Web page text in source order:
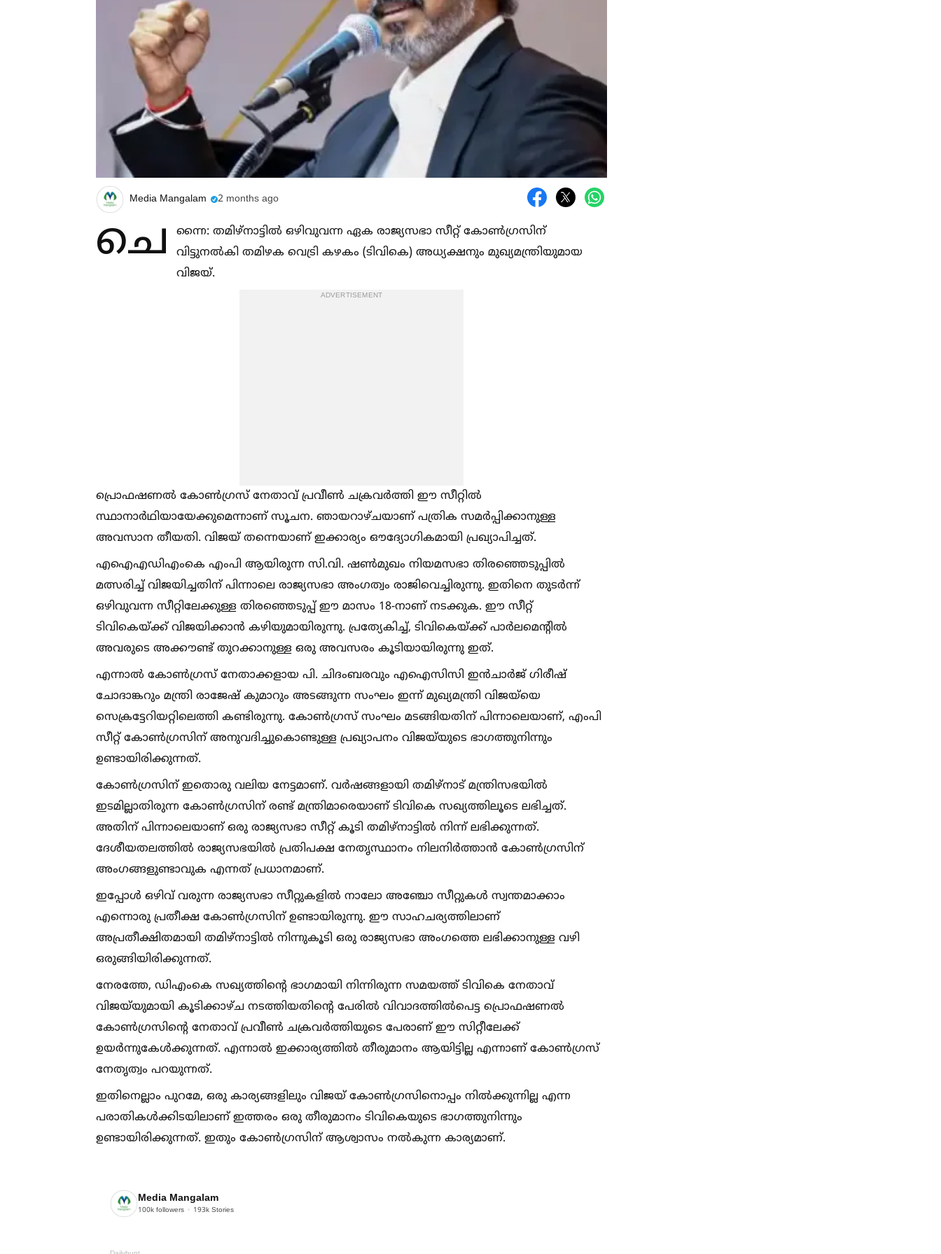
Media Mangalam 2 months ago
ചെ
ന്നൈ: തമിഴ്‌നാട്ടില്‍ ഒഴിവുവന്ന ഏക രാജ്യസഭാ സീറ്റ് കോണ്‍ഗ്രസിന്
വിട്ടുനല്‍കി തമിഴക വെട്രി കഴകം (ടിവികെ) അധ്യക്ഷനും മുഖ്യമന്ത്രിയുമായ
വിജയ്.
ADVERTISEMENT
പ്രൊഫഷണല്‍ കോണ്‍ഗ്രസ് നേതാവ് പ്രവീണ്‍ ചക്രവർത്തി ഈ സീറ്റില്‍
സ്ഥാനാർഥിയായേക്കുമെന്നാണ് സൂചന. ഞായറാഴ്ചയാണ് പത്രിക സമർപ്പിക്കാനുള്ള
അവസാന തീയതി. വിജയ് തന്നെയാണ് ഇക്കാര്യം ഔദ്യോഗികമായി പ്രഖ്യാപിച്ചത്.
എഐഎഡിഎംകെ എംപി ആയിരുന്ന സി.വി. ഷണ്‍മുഖം നിയമസഭാ തിരഞ്ഞെടുപ്പില്‍
മത്സരിച്ച്‌ വിജയിച്ചതിന് പിന്നാലെ രാജ്യസഭാ അംഗത്വം രാജിവെച്ചിരുന്നു. ഇതിനെ തുടർന്ന്
ഒഴിവുവന്ന സീറ്റിലേക്കുള്ള തിരഞ്ഞെടുപ്പ് ഈ മാസം 18-നാണ് നടക്കുക. ഈ സീറ്റ്
ടിവികെയ്ക്ക് വിജയിക്കാൻ കഴിയുമായിരുന്നു. പ്രത്യേകിച്ച്‌, ടിവികെയ്ക്ക് പാർലമെന്റില്‍
അവരുടെ അക്കൗണ്ട് തുറക്കാനുള്ള ഒരു അവസരം കൂടിയായിരുന്നു ഇത്.
എന്നാല്‍ കോണ്‍ഗ്രസ് നേതാക്കളായ പി. ചിദംബരവും എഐസിസി ഇൻചാർജ് ഗിരീഷ്
ചോദാങ്കറും മന്ത്രി രാജേഷ് കുമാറും അടങ്ങുന്ന സംഘം ഇന്ന് മുഖ്യമന്ത്രി വിജയ്‌യെ
സെക്രട്ടേറിയറ്റിലെത്തി കണ്ടിരുന്നു. കോണ്‍ഗ്രസ് സംഘം മടങ്ങിയതിന് പിന്നാലെയാണ്, എംപി
സീറ്റ് കോണ്‍ഗ്രസിന് അനുവദിച്ചുകൊണ്ടുള്ള പ്രഖ്യാപനം വിജയ്‌യുടെ ഭാഗത്തുനിന്നും
ഉണ്ടായിരിക്കുന്നത്.
കോണ്‍ഗ്രസിന് ഇതൊരു വലിയ നേട്ടമാണ്. വർഷങ്ങളായി തമിഴ്‌നാട് മന്ത്രിസഭയില്‍
ഇടമില്ലാതിരുന്ന കോണ്‍ഗ്രസിന് രണ്ട് മന്ത്രിമാരെയാണ് ടിവികെ സഖ്യത്തിലൂടെ ലഭിച്ചത്.
അതിന് പിന്നാലെയാണ് ഒരു രാജ്യസഭാ സീറ്റ് കൂടി തമിഴ്‌നാട്ടില്‍ നിന്ന് ലഭിക്കുന്നത്.
ദേശീയതലത്തില്‍ രാജ്യസഭയില്‍ പ്രതിപക്ഷ നേതൃസ്ഥാനം നിലനിർത്താൻ കോണ്‍ഗ്രസിന്
അംഗങ്ങളുണ്ടാവുക എന്നത് പ്രധാനമാണ്.
ഇപ്പോള്‍ ഒഴിവ് വരുന്ന രാജ്യസഭാ സീറ്റുകളില്‍ നാലോ അഞ്ചോ സീറ്റുകള്‍ സ്വന്തമാക്കാം
എന്നൊരു പ്രതീക്ഷ കോണ്‍ഗ്രസിന് ഉണ്ടായിരുന്നു. ഈ സാഹചര്യത്തിലാണ്
അപ്രതീക്ഷിതമായി തമിഴ്‌നാട്ടില്‍ നിന്നുകൂടി ഒരു രാജ്യസഭാ അംഗത്തെ ലഭിക്കാനുള്ള വഴി
ഒരുങ്ങിയിരിക്കുന്നത്.
നേരത്തേ, ഡിഎംകെ സഖ്യത്തിന്റെ ഭാഗമായി നിന്നിരുന്ന സമയത്ത് ടിവികെ നേതാവ്
വിജയ്‌യുമായി കൂടിക്കാഴ്ച നടത്തിയതിന്റെ പേരില്‍ വിവാദത്തില്‍പെട്ട പ്രൊഫഷണല്‍
കോണ്‍ഗ്രസിന്റെ നേതാവ് പ്രവീണ്‍ ചക്രവർത്തിയുടെ പേരാണ് ഈ സിറ്റീലേക്ക്
ഉയർന്നുകേള്‍ക്കുന്നത്. എന്നാല്‍ ഇക്കാര്യത്തില്‍ തീരുമാനം ആയിട്ടില്ല എന്നാണ് കോണ്‍ഗ്രസ്
നേതൃത്വം പറയുന്നത്.
ഇതിനെല്ലാം പുറമേ, ഒരു കാര്യങ്ങളിലും വിജയ് കോണ്‍ഗ്രസിനൊപ്പം നില്‍ക്കുന്നില്ല എന്ന
പരാതികള്‍ക്കിടയിലാണ് ഇത്തരം ഒരു തീരുമാനം ടിവികെയുടെ ഭാഗത്തുനിന്നും
ഉണ്ടായിരിക്കുന്നത്. ഇതും കോണ്‍ഗ്രസിന് ആശ്വാസം നല്‍കുന്ന കാര്യമാണ്.
Media Mangalam
100k followers 193k Stories